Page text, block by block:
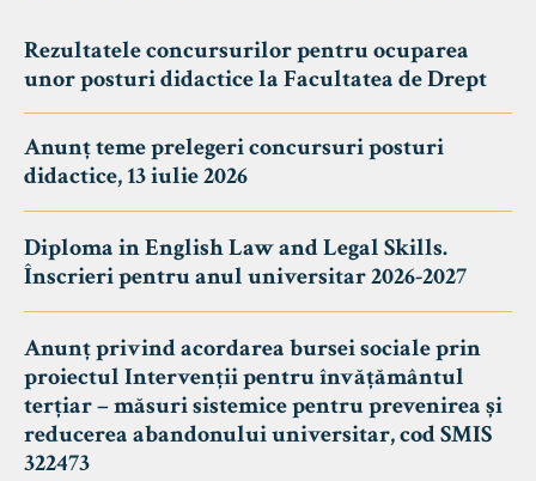
Rezultatele concursurilor pentru ocuparea
unor posturi didactice la Facultatea de Drept
Anunț teme prelegeri concursuri posturi
didactice, 13 iulie 2026
Diploma in English Law and Legal Skills.
Înscrieri pentru anul universitar 2026-2027
Anunț privind acordarea bursei sociale prin
proiectul Intervenții pentru învățământul
terțiar – măsuri sistemice pentru prevenirea și
reducerea abandonului universitar, cod SMIS
322473